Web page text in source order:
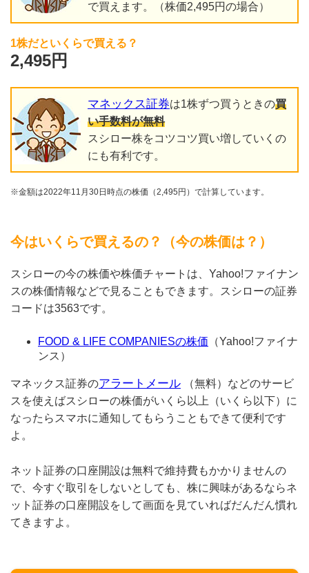
で買えます。（株価2,495円の場合）
1株だといくらで買える？
2,495円
マネックス証券は1株ずつ買うときの買
い手数料が無料
スシロー株をコツコツ買い増していくの
にも有利です。
※金額は2022年11月30日時点の株価（2,495円）で計算しています。
今はいくらで買えるの？（今の株価は？）
スシローの今の株価や株価チャートは、Yahoo!ファイナン
スの株価情報などで見ることもできます。スシローの証券
コードは3563です。
FOOD & LIFE COMPANIESの株価 （Yahoo!ファイナ
ンス）
マネックス証券のアラートメール （無料）などのサービ
スを使えばスシローの株価がいくら以上（いくら以下）に
なったらスマホに通知してもらうこともできて便利です
よ。
ネット証券の口座開設は無料で維持費もかかりませんの
で、今すぐ取引をしないとしても、株に興味があるならネ
ット証券の口座開設をして画面を見ていればだんだん慣れ
てきますよ。